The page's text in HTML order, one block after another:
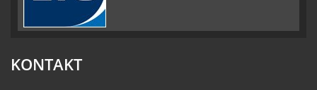
KONTAKT